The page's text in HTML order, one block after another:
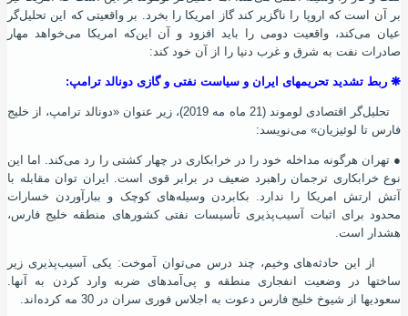
بر آن‌ است که اروپا را ناگزیر کند گاز امریکا را بخرد. بر واقعیتی که این تحلیل‌گر
عیان می‌کند، واقعیت دومی را باید افزود و آن این‌که امریکا می‌خواهد مهار
صادرات نفت به شرق و غرب دنیا را از آن خود کند:
❋ ربط تشدید تحریمهای ایران و سیاست نفتی و گازی دونالد ترامپ:
تحلیل‌گر اقتصادی لوموند (21 ماه مه 2019)، زیر عنوان «دونالد ترامپ، از خلیج
فارس تا لوئیزیان» می‌نویسد:
● تهران هرگونه مداخله خود را در خرابکاری در چهار کشتی را رد می‌کند. اما این
نوع خرابکاری ترجمان راهبرد ضعیف در برابر قوی است. ایران توان مقابله با
آتش ارتش امریکا را ندارد. بکابردن وسیله‌های کوچک و ببارآوردن خسارات
محدود برای اثبات آسیب‌پذیری تأسیسات نفتی کشورهای منطقه خلیج فارس،
هشدار است.
از این حادثه‌های وخیم، چند درس می‌توان آموخت: یکی آسیب‌پذیری زیر
ساختها در وضعیت انفجاری منطقه و پی‌آمدهای ضربه وارد کردن به آنها.
سعودیها از شیوخ خلیج فارس دعوت به اجلاس فوری سران در 30 مه کرده‌اند.